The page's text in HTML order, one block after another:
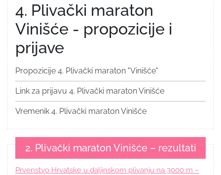
4. Plivački maraton
Vinišće - propozicije i
prijave
Propozicije 4. Plivački maraton "Vinišće"
Link za prijavu 4. Plivački maraton Vinišće
Vremenik 4. Plivački maraton Vinišće
2. Plivački maraton Vinišće – rezultati
Prvenstvo Hrvatske u daljinskom plivanju na 3000 m –